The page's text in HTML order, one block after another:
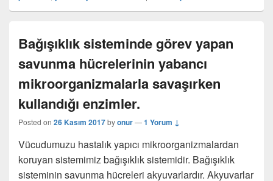
Bağışıklık sisteminde görev yapan
savunma hücrelerinin yabancı
mikroorganizmalarla savaşırken
kullandığı enzimler.
Posted on 26 Kasım 2017byonur—1 Yorum ↓
Vücudumuzu hastalık yapıcı mikroorganizmalardan
koruyan sistemimiz bağışıklık sistemidir. Bağışıklık
sisteminin savunma hücreleri akyuvarlardır. Akyuvarlar